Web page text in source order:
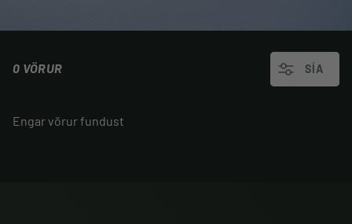
0 VÖRUR SÍA
Engar vörur fundust